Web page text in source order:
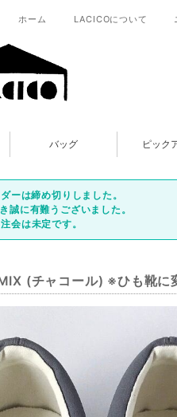
ホーム LACICOについて
バッグ ピック
ーは締め切りしました。
誠に有難うございました。
会は未定です。
(チャコール) ※ひも靴に